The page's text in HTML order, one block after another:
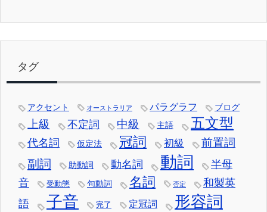
タグ
アクセント オーストラリア パラグラフ ブログ
上級 不定詞 中級 主語 五文型
代名詞 仮定法 冠詞 初級
前置詞
副詞
助動詞 動名詞 動詞
半母
音
受動態 句動詞 名詞 否定
和製英
語
子音 完了 定冠詞
形容詞